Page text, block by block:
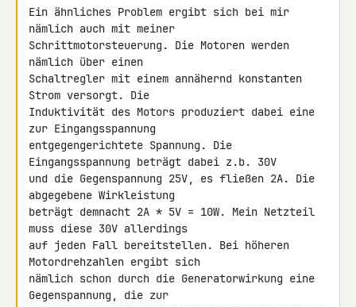
Ein ähnliches Problem ergibt sich bei mir
nämlich auch mit meiner
Schrittmotorsteuerung. Die Motoren werden
nämlich über einen
Schaltregler mit einem annähernd konstanten
Strom versorgt. Die
Induktivität des Motors produziert dabei eine
zur Eingangsspannung
entgegengerichtete Spannung. Die
Eingangsspannung beträgt dabei z.b. 30V
und die Gegenspannung 25V, es fließen 2A. Die
abgegebene Wirkleistung
beträgt demnacht 2A * 5V = 10W. Mein Netzteil
muss diese 30V allerdings
auf jeden Fall bereitstellen. Bei höheren
Motordrehzahlen ergibt sich
nämlich schon durch die Generatorwirkung eine
Gegenspannung, die zur